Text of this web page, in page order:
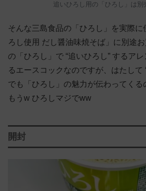
追いひろし用の「ひろし」は別
そんな三島食品の「ひろし」を実際に
ろし使用 だし醤油味焼そば」に別途
の「ひろし」で “追いひろし” するア
るエースコックなのですが、はたして
でも「ひろし」の魅力が伝わってく
もうw ひろしマジでww
開封